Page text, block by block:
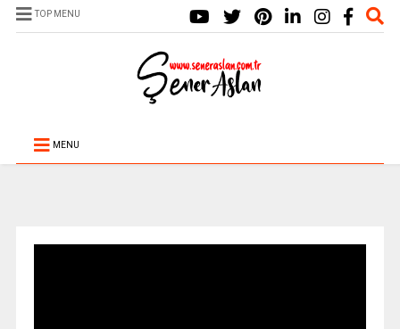
TOP MENU
MENU